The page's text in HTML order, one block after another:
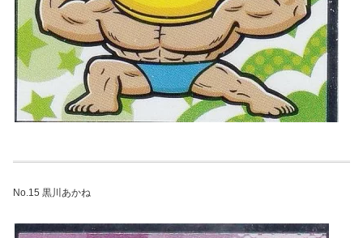
No.15 黒川あかね